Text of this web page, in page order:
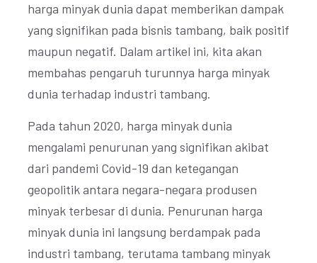
harga minyak dunia dapat memberikan dampak
yang signifikan pada bisnis tambang, baik positif
maupun negatif. Dalam artikel ini, kita akan
membahas pengaruh turunnya harga minyak
dunia terhadap industri tambang.
Pada tahun 2020, harga minyak dunia
mengalami penurunan yang signifikan akibat
dari pandemi Covid-19 dan ketegangan
geopolitik antara negara-negara produsen
minyak terbesar di dunia. Penurunan harga
minyak dunia ini langsung berdampak pada
industri tambang, terutama tambang minyak